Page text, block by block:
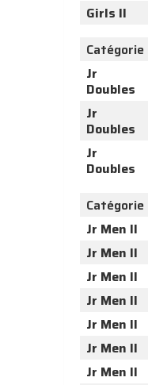
Girls II
Catégorie
Jr
Doubles
Jr
Doubles
Jr
Doubles
Catégorie
Jr Men II
Jr Men II
Jr Men II
Jr Men II
Jr Men II
Jr Men II
Jr Men II